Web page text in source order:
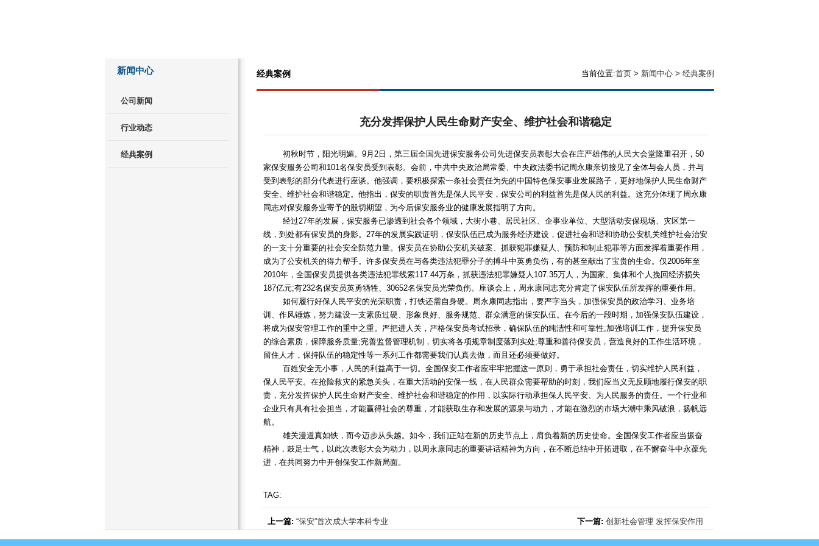
新闻中心
公司新闻
行业动态
经典案例
经典案例 当前位置:首页 > 新闻中心 > 经典案例
充分发挥保护人民生命财产安全、维护社会和谐稳定
初秋时节，阳光明媚。9月2日，第三届全国先进保安服务公司先进保安员表彰大会在庄严雄伟的人民大会堂隆重召开，50
家保安服务公司和101名保安员受到表彰。会前，中共中央政治局常委、中央政法委书记周永康亲切接见了全体与会人员，并与
受到表彰的部分代表进行座谈。他强调，要积极探索一条社会责任为先的中国特色保安事业发展路子，更好地保护人民生命财产
安全、维护社会和谐稳定。他指出，保安的职责首先是保人民平安，保安公司的利益首先是保人民的利益。这充分体现了周永康
同志对保安服务业寄予的殷切期望，为今后保安服务业的健康发展指明了方向。
经过27年的发展，保安服务已渗透到社会各个领域，大街小巷、居民社区、企事业单位、大型活动安保现场、灾区第一
线，到处都有保安员的身影。27年的发展实践证明，保安队伍已成为服务经济建设，促进社会和谐和协助公安机关维护社会治安
的一支十分重要的社会安全防范力量。保安员在协助公安机关破案、抓获犯罪嫌疑人、预防和制止犯罪等方面发挥着重要作用，
成为了公安机关的得力帮手。许多保安员在与各类违法犯罪分子的搏斗中英勇负伤，有的甚至献出了宝贵的生命。仅2006年至
2010年，全国保安员提供各类违法犯罪线索117.44万条，抓获违法犯罪嫌疑人107.35万人，为国家、集体和个人挽回经济损失
187亿元;有232名保安员英勇牺牲、30652名保安员光荣负伤。座谈会上，周永康同志充分肯定了保安队伍所发挥的重要作用。
如何履行好保人民平安的光荣职责，打铁还需自身硬。周永康同志指出，要严字当头，加强保安员的政治学习、业务培
训、作风锤炼，努力建设一支素质过硬、形象良好、服务规范、群众满意的保安队伍。在今后的一段时期，加强保安队伍建设，
将成为保安管理工作的重中之重。严把进人关，严格保安员考试招录，确保队伍的纯洁性和可靠性;加强培训工作，提升保安员
的综合素质，保障服务质量;完善监督管理机制，切实将各项规章制度落到实处;尊重和善待保安员，营造良好的工作生活环境，
留住人才，保持队伍的稳定性等一系列工作都需要我们认真去做，而且还必须要做好。
百姓安全无小事，人民的利益高于一切。全国保安工作者应牢牢把握这一原则，勇于承担社会责任，切实维护人民利益，
保人民平安。在抢险救灾的紧急关头，在重大活动的安保一线，在人民群众需要帮助的时刻，我们应当义无反顾地履行保安的职
责，充分发挥保护人民生命财产安全、维护社会和谐稳定的作用，以实际行动承担保人民平安、为人民服务的责任。一个行业和
企业只有具有社会担当，才能赢得社会的尊重，才能获取生存和发展的源泉与动力，才能在激烈的市场大潮中乘风破浪，扬帆远
航。
雄关漫道真如铁，而今迈步从头越。如今，我们正站在新的历史节点上，肩负着新的历史使命。全国保安工作者应当振奋
精神，鼓足士气，以此次表彰大会为动力，以周永康同志的重要讲话精神为方向，在不断总结中开拓进取，在不懈奋斗中永葆先
进，在共同努力中开创保安工作新局面。
TAG:
上一篇: “保安”首次成大学本科专业 下一篇:创新社会管理 发挥保安作用